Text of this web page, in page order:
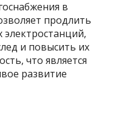
в
продлить
и повысить их
что является
развитие